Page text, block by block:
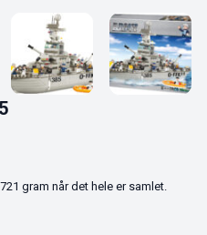
gram når det hele er samlet.